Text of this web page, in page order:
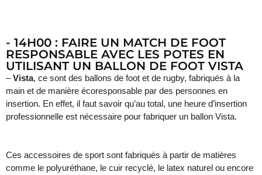
- 14H00 : FAIRE UN MATCH DE FOOT
RESPONSABLE AVEC LES POTES EN
UTILISANT UN BALLON DE FOOT VISTA
–Vista, ce sont des ballons de foot et de rugby, fabriqués à la
main et de manière écoresponsable par des personnes en
insertion. En effet, il faut savoir qu’au total, une heure d’insertion
professionnelle est nécessaire pour fabriquer un ballon Vista.
Ces accessoires de sport sont fabriqués à partir de matières
comme le polyuréthane, le cuir recyclé, le latex naturel ou encore